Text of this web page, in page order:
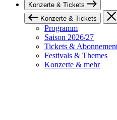
Konzerte & Tickets
Konzerte & Tickets
Programm
Saison 2026/27
Tickets &
Festivals & Themes
Konzerte & mehr